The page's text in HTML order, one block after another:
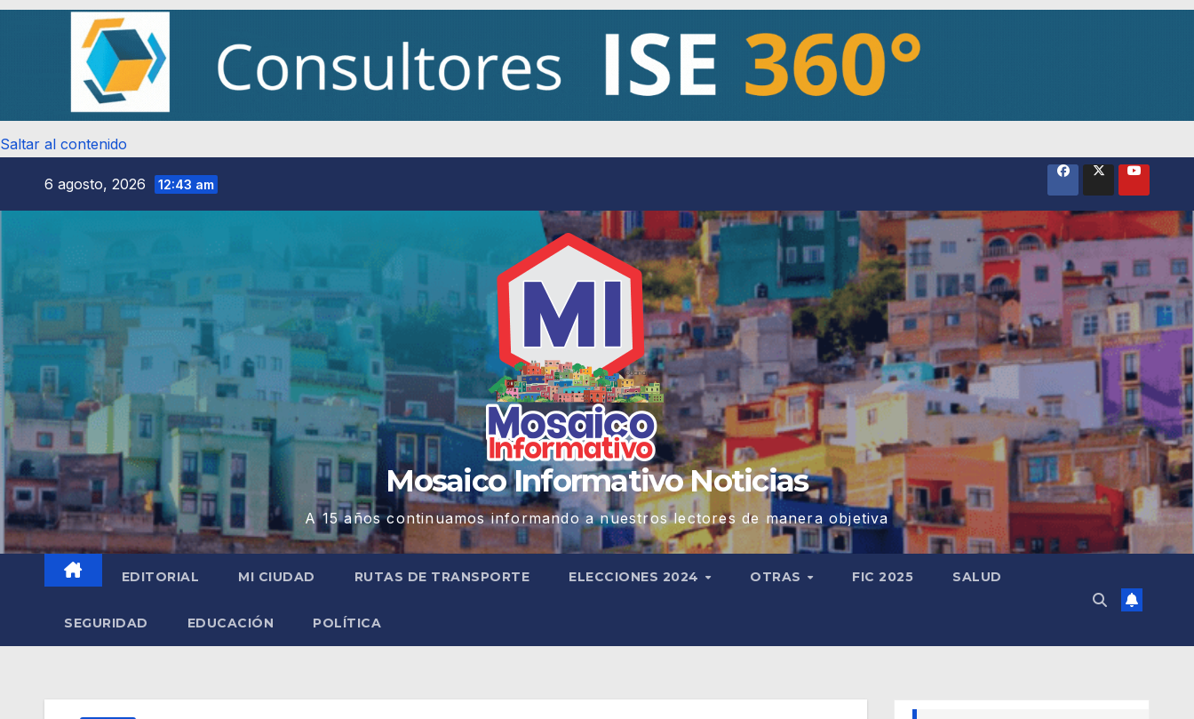
Saltar al contenido
6 agosto, 2026 12:43 am
Mosaico Informativo Noticias
A 15 años continuamos informando a nuestros lectores de manera objetiva
EDITORIAL MI CIUDAD RUTAS DE TRANSPORTE ELECCIONES 2024 OTRAS FIC 2025 SALUD
SEGURIDAD EDUCACIÓN POLÍTICA